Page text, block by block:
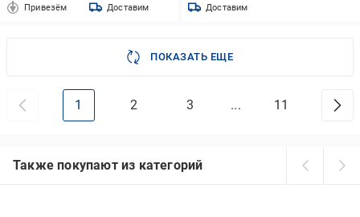
Привезём Доставим Доставим
ПОКАЗАТЬ ЕЩЕ
1 2 3 ... 11
Также покупают из категорий